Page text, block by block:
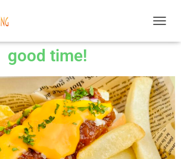
ビ
シ
ョ
ン
を
切
り
替
え
good time!